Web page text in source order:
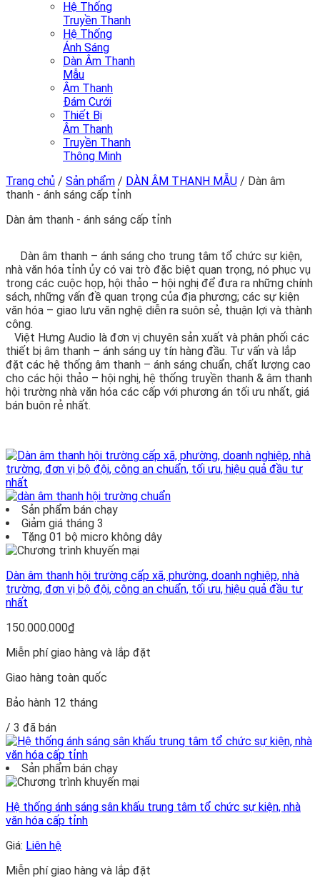
Hệ Thống
Truyền Thanh
Hệ Thống
Ánh Sáng
Dàn Âm Thanh
Mẫu
Âm Thanh
Đám Cưới
Thiết Bị
Âm Thanh
Truyền Thanh
Thông Minh
Trang chủ / Sản phẩm / DÀN ÂM THANH MẪU / Dàn âm
thanh - ánh sáng cấp tỉnh
Dàn âm thanh - ánh sáng cấp tỉnh
Dàn âm thanh – ánh sáng cho trung tâm tổ chức sự kiện,
nhà văn hóa tỉnh ủy có vai trò đặc biệt quan trọng, nó phục vụ
trong các cuộc họp, hội thảo – hội nghị để đưa ra những chính
sách, những vấn đề quan trọng của địa phương; các sự kiện
văn hóa – giao lưu văn nghệ diễn ra suôn sẻ, thuận lợi và thành
công.
Việt Hưng Audio là đơn vị chuyên sản xuất và phân phối các
thiết bị âm thanh – ánh sáng uy tín hàng đầu. Tư vấn và lắp
đặt các hệ thống âm thanh – ánh sáng chuẩn, chất lượng cao
cho các hội thảo – hội nghị, hệ thống truyền thanh & âm thanh
hội trường nhà văn hóa các cấp với phương án tối ưu nhất, giá
bán buôn rẻ nhất.
Sản phẩm bán chạy
Giảm giá tháng 3
Tặng 01 bộ micro không dây
Dàn âm thanh hội trường cấp xã, phường, doanh nghiệp, nhà
trường, đơn vị bộ đội, công an chuẩn, tối ưu, hiệu quả đầu tư
nhất
150.000.000₫
Miễn phí giao hàng và lắp đặt
Giao hàng toàn quốc
Bảo hành 12 tháng
/ 3 đã bán
Sản phẩm bán chạy
Hệ thống ánh sáng sân khấu trung tâm tổ chức sự kiện, nhà
văn hóa cấp tỉnh
Giá: Liên hệ
Miễn phí giao hàng và lắp đặt